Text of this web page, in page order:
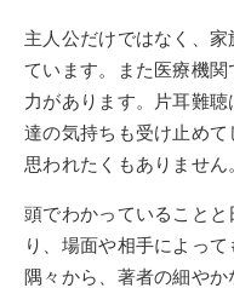
主人公だけではなく、
ています。また医療機
力があります。片耳難
達の気持ちも受け止め
思われたくもありません
頭でわかっていること
り、場面や相手によっ
隅々から、著者の細やか